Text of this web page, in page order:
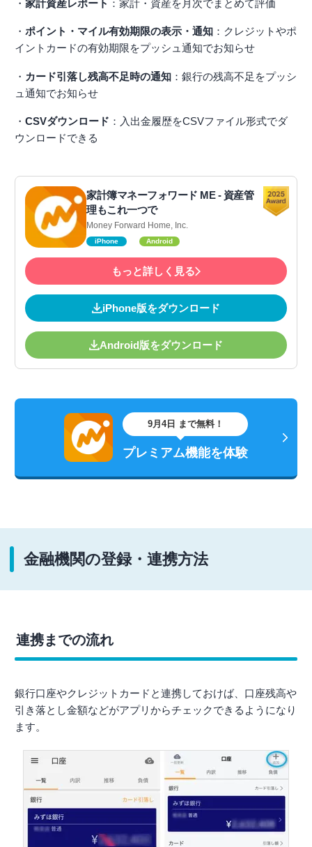
・ 家計資産レポート ：家計・資産を月次でまとめて評価
・ ポイント・マイル有効期限の表示・通知 ：クレジットやポ
イントカードの有効期限をプッシュ通知でお知らせ
・ カード引落し残高不足時の通知 ：銀行の残高不足をプッシ
ュ通知でお知らせ
・ CSVダウンロード ：入出金履歴をCSVファイル形式でダ
ウンロードできる
家計簿マネーフォワード ME - 資産管
理もこれ一つで
Money Forward Home, Inc.
iPhone Android
もっと詳しく見る
iPhone版をダウンロード
Android版をダウンロード
9月4日 まで無料！
プレミアム機能を体験
金融機関の登録・連携方法
連携までの流れ
銀行口座やクレジットカードと連携しておけば、口座残高や
引き落とし金額などがアプリからチェックできるようになり
ます。